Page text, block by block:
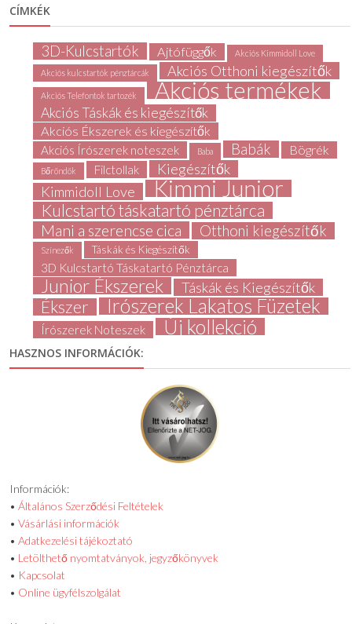
CÍMKÉK
3D-Kulcstartók Ajtófüggők
Akciós Kimmidoll Love
Akciós kulcstartók pénztárcák
Akciós Otthoni kiegészítők
Akciós Telefontok tartozék Akciós termékek
Akciós Táskák és kiegészítők
Akciós Ékszerek és kiegészítők
Akciós Írószerek noteszek Baba Babák Bögrék
Bőröndök Filctollak
Kiegészítők
Kimmidoll Love
Kimmi Junior
Kulcstartó táskatartó pénztárca
Mani a szerencse cica Otthoni kiegészítők
Színezők Táskák és Kiegészítők
3D Kulcstartó Táskatartó Pénztárca
Junior Ékszerek Táskák és Kiegészítők
Ékszer Írószerek Lakatos Füzetek
Írószerek Noteszek Új kollekció
HASZNOS INFORMÁCIÓK:
Információk:
•Általános Szerződési Feltételek
•Vásárlási információk
•Adatkezelési tájékoztató
• Letölthető nyomtatványok, jegyzőkönyvek
• Kapcsolat
• Online ügyfélszolgálat